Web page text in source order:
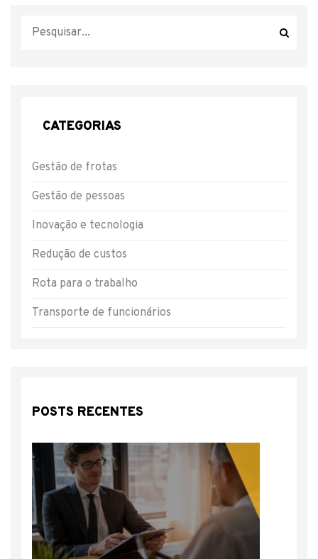
CATEGORIAS
Gestão de frotas
Gestão de pessoas
Inovação e tecnologia
Redução de custos
Rota para o trabalho
Transporte de funcionários
POSTS RECENTES